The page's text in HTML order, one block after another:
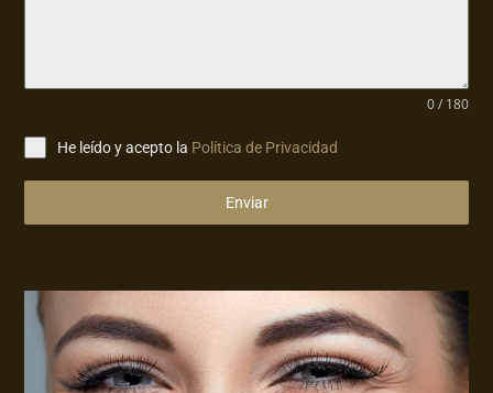
0 / 180
He leído y acepto la Política de Privacidad
Enviar